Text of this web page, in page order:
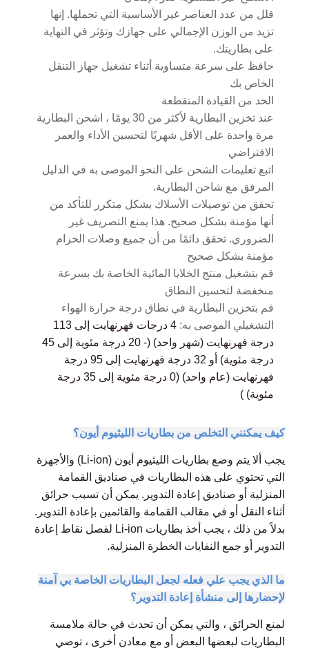
قلل من عدد العناصر غير الأساسية التي تحملها. إنها
تزيد من الوزن الإجمالي على جهازك وتؤثر في النهاية
على بطاريتك.
حافظ على سرعة متساوية أثناء تشغيل جهاز التنقل
الخاص بك
الحد من القيادة المتقطعة
عند تخزين البطارية لأكثر من 30 يومًا ، اشحن البطارية
مرة واحدة على الأقل شهريًا لتحسين الأداء والعمر
الافتراضي
اتبع تعليمات الشحن على النحو الموصى به في الدليل
المرفق مع شاحن البطارية.
تحقق من توصيلات الأسلاك بشكل متكرر للتأكد من
أنها مؤمنة بشكل صحيح. هذا يمنع التصريف غير
الضروري. تحقق دائمًا من أن جميع وصلات الحزام
مؤمنة بشكل صحيح
قم بتشغيل منتج الخلايا المائية الخاصة بك بسرعة
منخفضة لتحسين النطاق
قم بتخزين البطارية في نطاق درجة حرارة الهواء
التشغيلي الموصى به:
4 درجات فهرنهايت إلى 113
درجة فهرنهايت (شهر واحد) (- 20 درجة مئوية إلى 45
درجة مئوية) أو
32 درجة فهرنهايت إلى 95 درجة
فهرنهايت (عام واحد) (0 درجة مئوية إلى 35 درجة
مئوية) )
كيف يمكنني التخلص من بطاريات الليثيوم أيون؟
يجب ألا يتم وضع بطاريات الليثيوم أيون (Li-ion) والأجهزة
التي تحتوي على هذه البطاريات في صناديق القمامة
المنزلية أو صناديق إعادة التدوير. يمكن أن تسبب حرائق
أثناء النقل أو في مقالب القمامة والقائمين بإعادة التدوير.
بدلاً من ذلك ، يجب أخذ بطاريات Li-ion لفصل
نقاط إعادة
التدوير أو جمع النفايات الخطرة المنزلية.
ما الذي يجب علي فعله لجعل البطاريات الخاصة بي آمنة
لإحضارها إلى منشأة إعادة التدوير؟
لمنع الحرائق ، والتي يمكن أن تحدث في حالة ملامسة
البطاريات لبعضها البعض أو مع معادن أخرى ، توصي